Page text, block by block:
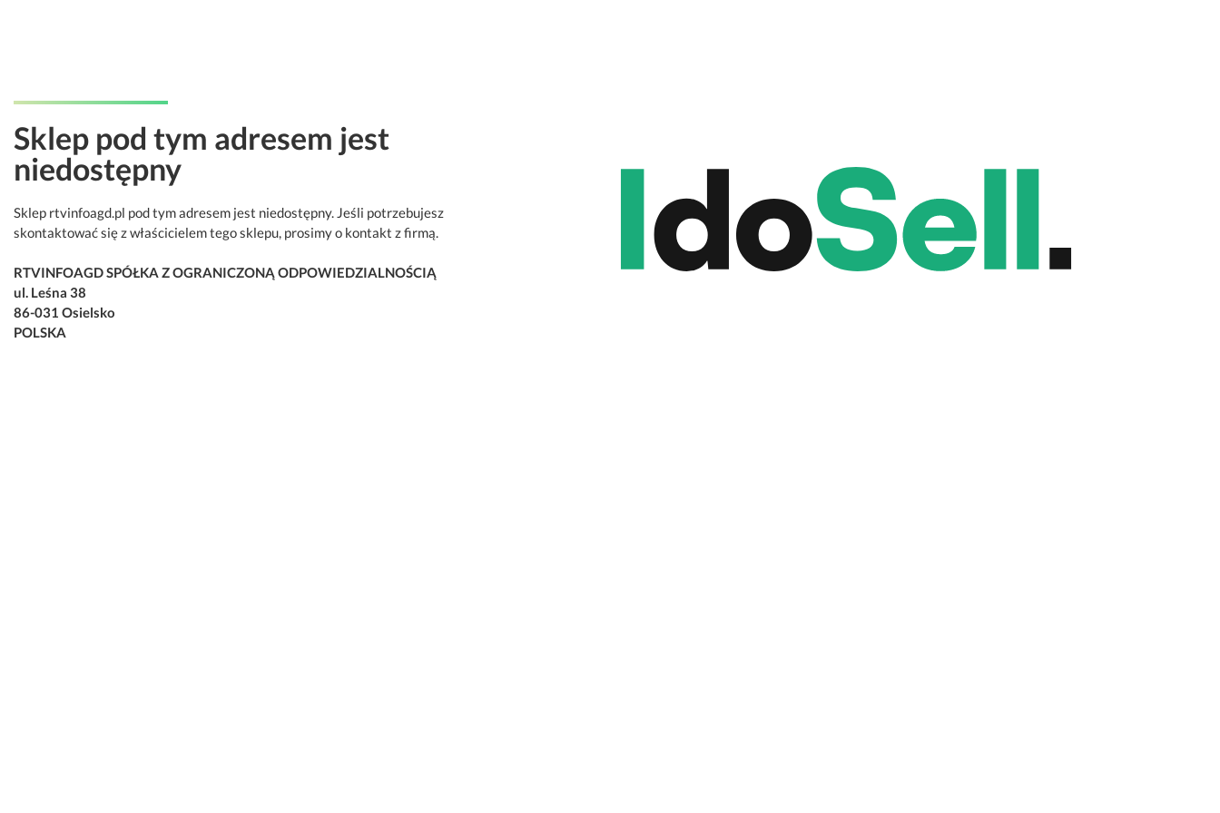
Sklep pod tym adresem jest
niedostępny
Sklep rtvinfoagd.pl pod tym adresem jest niedostępny. Jeśli potrzebujesz
skontaktować się z właścicielem tego sklepu, prosimy o kontakt z firmą.
RTVINFOAGD SPÓŁKA Z OGRANICZONĄ ODPOWIEDZIALNOŚCIĄ
ul. Leśna 38
86-031 Osielsko
POLSKA